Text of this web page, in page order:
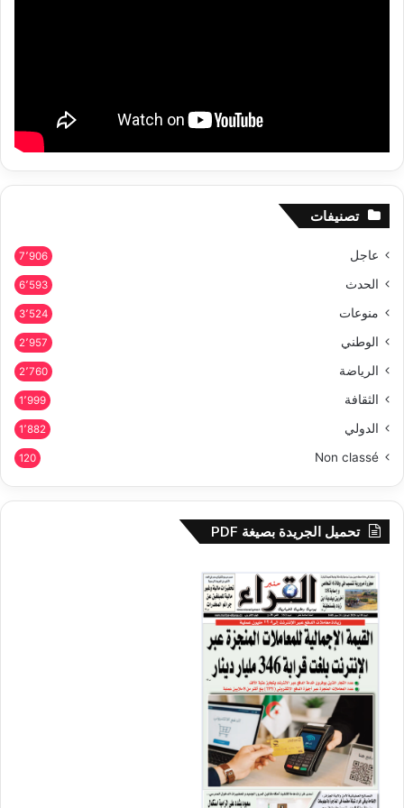
تصنيفات
عاجل 7٬906
الحدث 6٬593
منوعات 3٬524
الوطني 2٬957
الرياضة 2٬760
الثقافة 1٬999
الدولي 1٬882
Non classé
120
تحميل الجريدة بصيغة PDF